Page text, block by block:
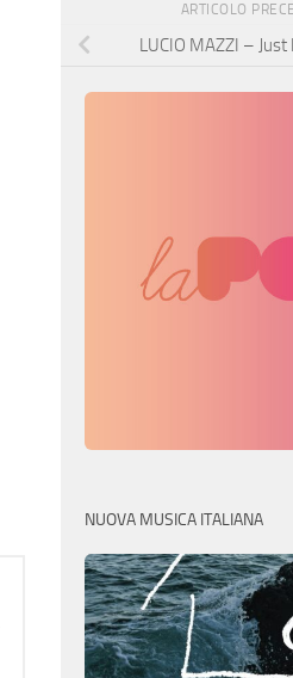
ARTICOLO
LUCIO MAZZI –
NUOVA MUSICA ITALIANA